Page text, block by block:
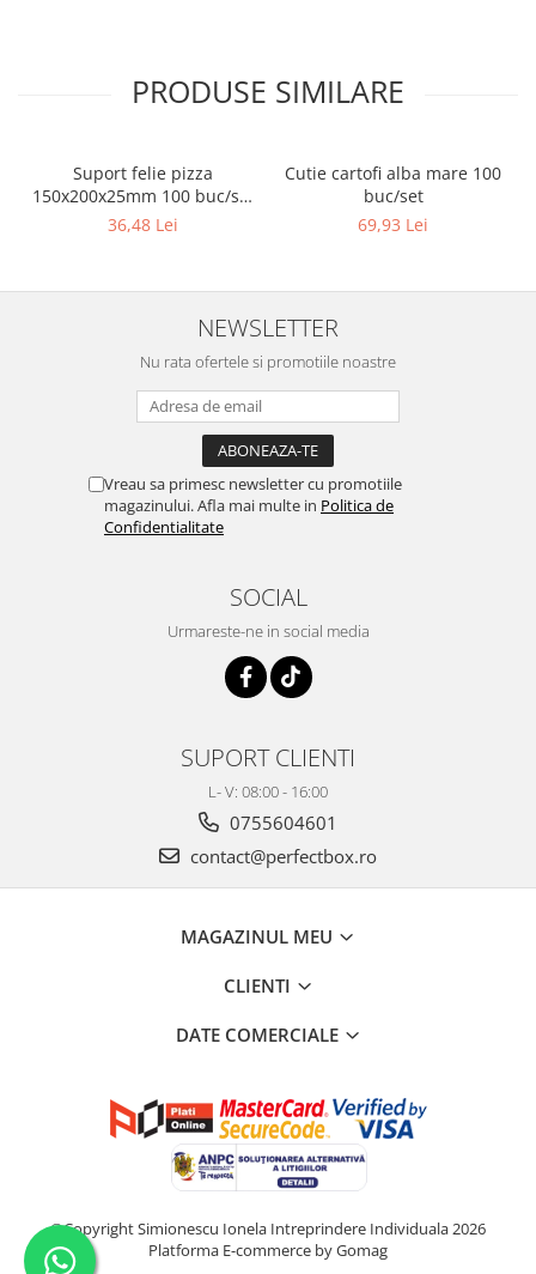
PRODUSE SIMILARE
Suport felie pizza
150x200x25mm 100 buc/set
Natur
36,48 Lei
Cutie cartofi alba mare 100
buc/set
69,93 Lei
NEWSLETTER
Nu rata ofertele si promotiile noastre
Vreau sa primesc newsletter cu promotiile
magazinului. Afla mai multe in Politica de
Confidentialitate
SOCIAL
Urmareste-ne in social media
SUPORT CLIENTI
L- V: 08:00 - 16:00
0755604601
contact@perfectbox.ro
MAGAZINUL MEU
CLIENTI
DATE COMERCIALE
©Copyright Simionescu Ionela Intreprindere Individuala 2026
Platforma E-commerce by Gomag